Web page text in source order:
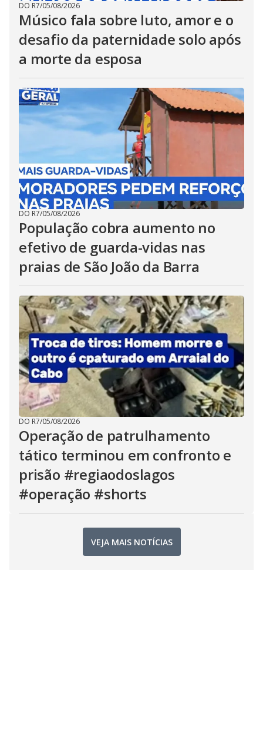
DO R7/05/08/2026
Músico fala sobre luto, amor e o
desafio da paternidade solo após
a morte da esposa
DO R7/05/08/2026
População cobra aumento no
efetivo de guarda-vidas nas
praias de São João da Barra
DO R7/05/08/2026
Operação de patrulhamento
tático terminou em confronto e
prisão #regiaodoslagos
#operação #shorts
VEJA MAIS NOTÍCIAS